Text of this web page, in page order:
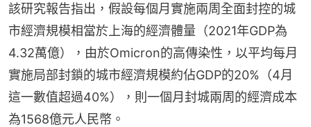
該研究報告指出，假設每個月實施兩周全面封控的城
市經濟規模相當於上海的經濟體量（2021年GDP為
4.32萬億），由於Omicron的高傳染性，以平均每月
實施局部封鎖的城市經濟規模約佔GDP的20%（4月
這一數值超過40%），則一個月封城兩周的經濟成本
為1568億元人民幣。